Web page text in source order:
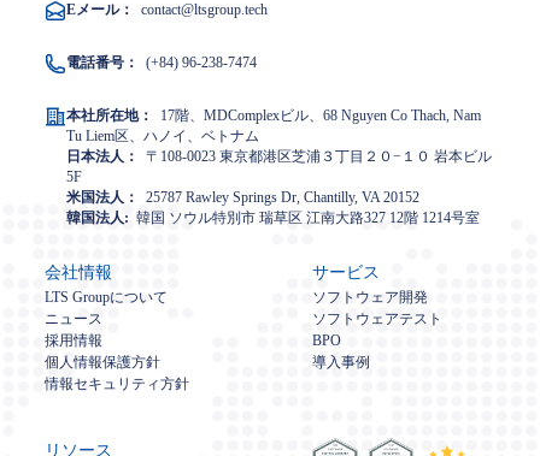
Eメール： contact@ltsgroup.tech
電話番号： (+84) 96-238-7474
本社所在地：
17階、MDComplexビル、68 Nguyen Co Thach, Nam
Tu Liem区、ハノイ、ベトナム
日本法人：
〒108-0023 東京都港区芝浦３丁目２０−１０ 岩本ビル
5F
米国法人：
25787 Rawley Springs Dr, Chantilly, VA 20152
韓国法人: 韓国 ソウル特別市 瑞草区 江南大路327 12階 1214号室
会社情報
LTS Groupについて
ニュース
採用情報
個人情報保護方針
情報セキュリティ方針
サービス
ソフトウェア開発
ソフトウェアテスト
BPO
導入事例
リソース